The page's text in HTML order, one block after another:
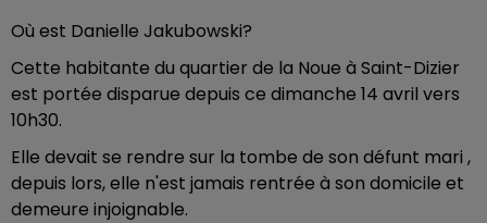
Où est Danielle Jakubowski?
Cette habitante du quartier de la Noue à Saint-Dizier
est portée disparue depuis ce dimanche 14 avril vers
10h30.
Elle devait se rendre sur la tombe de son défunt mari ,
depuis lors, elle n'est jamais rentrée à son domicile et
demeure injoignable.